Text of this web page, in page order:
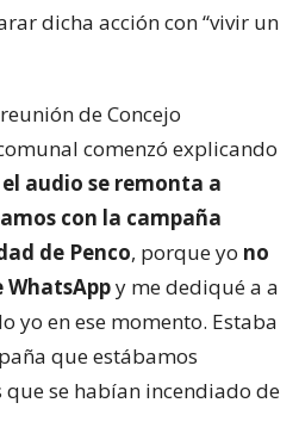
dicha acción con “vivir un
de Concejo
comenzó explicando
audio se remonta a
con la campaña
de Penco, porque yo no
WhatsAppy me dediqué a a
yo en ese momento. Estaba
que estábamos
se habían incendiado de